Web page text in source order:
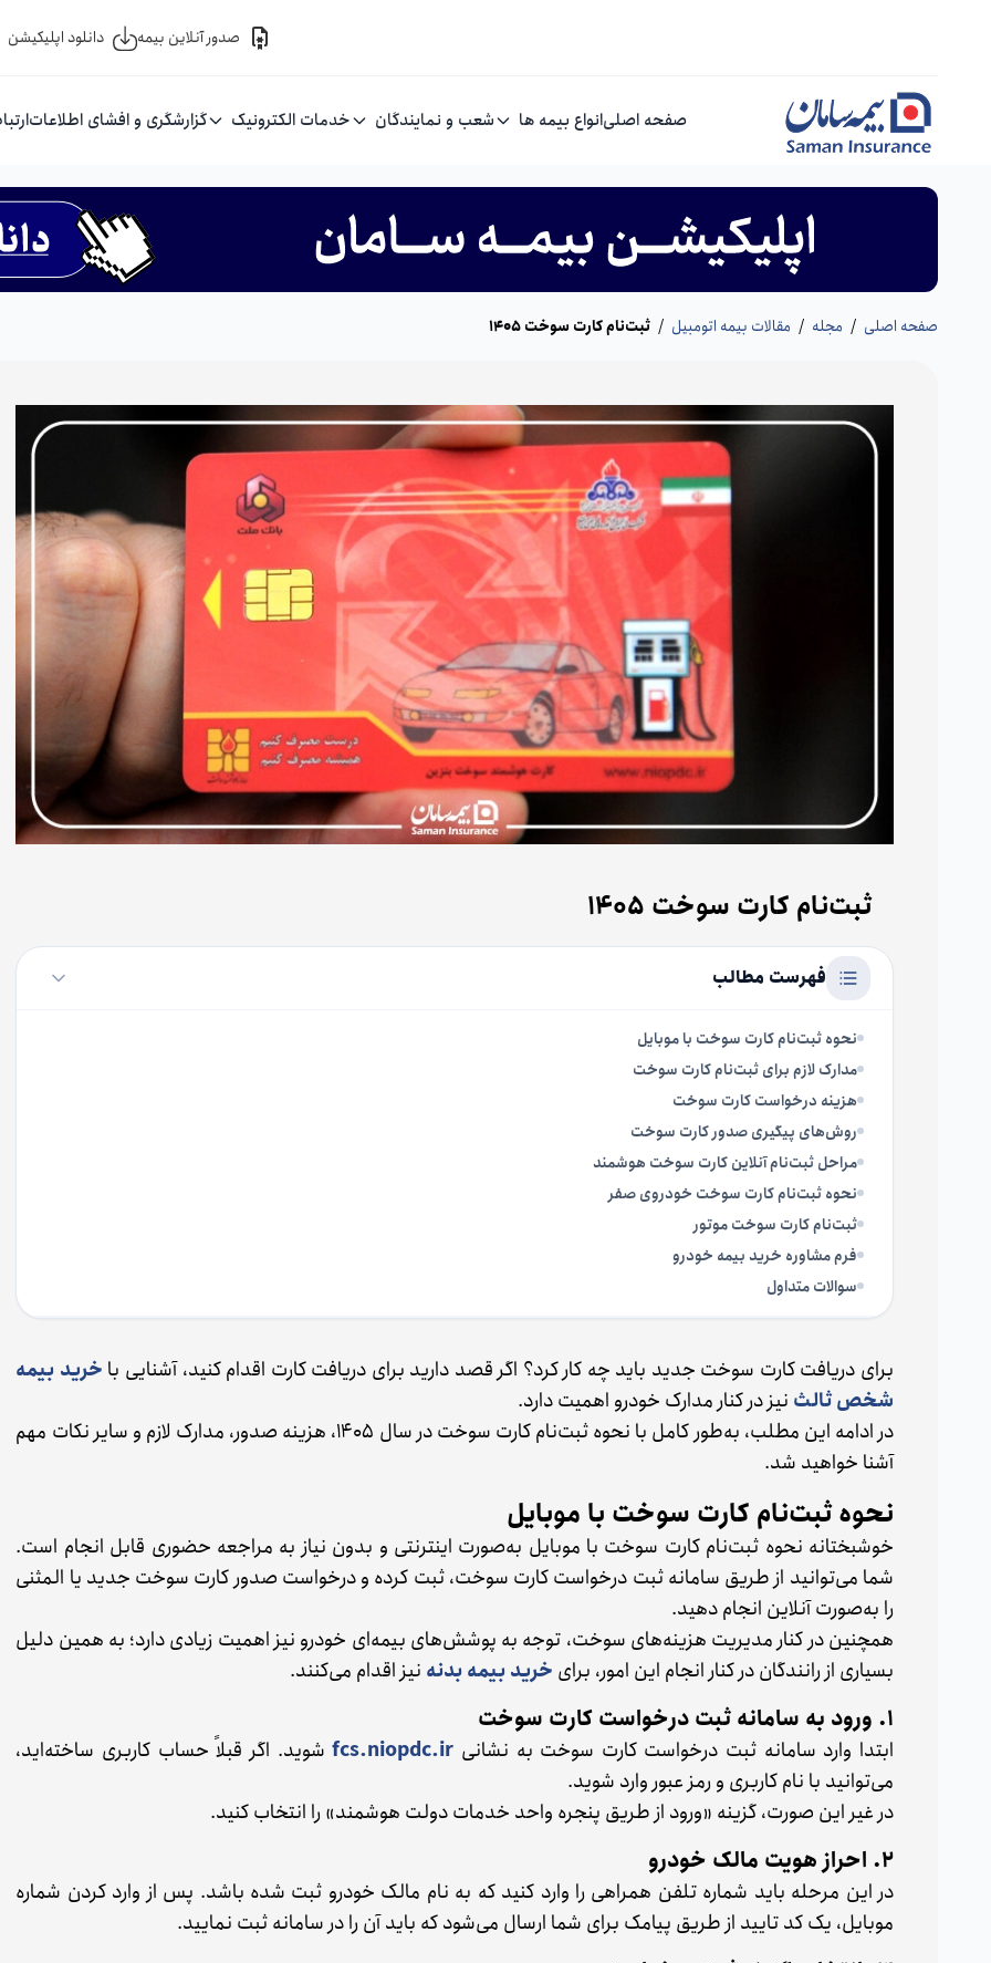
صدور آنلاین بیمه دانلود اپلیکیشن
صفحه اصلیانواع بیمه ها شعب و نمایندگان خدمات الکترونیک گزارشگری و افشای اطلاعات
صفحه اصلی / مجله / مقالات بیمه اتومبیل / ثبت‌نام کارت سوخت 1405
ثبت‌نام کارت سوخت 1405
فهرست مطالب
نحوه ثبت‌نام کارت سوخت با موبایل
مدارک لازم برای ثبت‌نام کارت سوخت
هزینه درخواست کارت سوخت
روش‌های پیگیری صدور کارت سوخت
مراحل ثبت‌نام آنلاین کارت سوخت هوشمند
نحوه ثبت‌نام کارت سوخت خودروی صفر
ثبت‌نام کارت سوخت موتور
فرم مشاوره خرید بیمه خودرو
سوالات متداول
برای دریافت کارت سوخت جدید باید چه کار کرد؟ اگر قصد دارید برای دریافت کارت اقدام کنید، آشنایی با خرید بیمه
شخص ثالث نیز در کنار مدارک خودرو اهمیت دارد.
در ادامه این مطلب، به‌طور کامل با نحوه ثبت‌‌نام کارت سوخت در سال ۱۴۰۵، هزینه صدور، مدارک لازم و سایر نکات مهم
آشنا خواهید شد.
نحوه ثبت‌نام کارت سوخت با موبایل
خوشبختانه نحوه ثبت‌نام کارت سوخت با موبایل به‌صورت اینترنتی و بدون نیاز به مراجعه حضوری قابل انجام است.
شما می‌توانید از طریق سامانه ثبت درخواست کارت سوخت، ثبت کرده و درخواست صدور کارت سوخت جدید یا المثنی
را به‌صورت آنلاین انجام دهید.
همچنین در کنار مدیریت هزینه‌های سوخت، توجه به پوشش‌های بیمه‌ای خودرو نیز اهمیت زیادی دارد؛ به همین دلیل
بسیاری از رانندگان در کنار انجام این امور، برای خرید بیمه بدنه نیز اقدام می‌کنند.
۱. ورود به سامانه ثبت درخواست کارت سوخت
ابتدا وارد سامانه ثبت درخواست کارت سوخت به نشانی fcs.niopdc.irشوید. اگر قبلاً حساب کاربری ساخته‌اید،
می‌توانید با نام کاربری و رمز عبور وارد شوید.
در غیر این صورت، گزینه «ورود از طریق پنجره واحد خدمات دولت هوشمند» را انتخاب کنید.
۲. احراز هویت مالک خودرو
در این مرحله باید شماره تلفن همراهی را وارد کنید که به نام مالک خودرو ثبت شده باشد. پس از وارد کردن شماره
موبایل، یک کد تایید از طریق پیامک برای شما ارسال می‌شود که باید آن را در سامانه ثبت نمایید.